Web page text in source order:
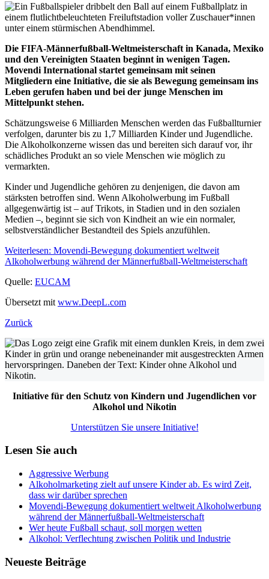
Die FIFA-Männerfußball-Weltmeisterschaft in Kanada, Mexiko
und den Vereinigten Staaten beginnt in wenigen Tagen.
Movendi International startet gemeinsam mit seinen
Mitgliedern eine Initiative, die sie als Bewegung gemeinsam ins
Leben gerufen haben und bei der junge Menschen im
Mittelpunkt stehen.
Schätzungsweise 6 Milliarden Menschen werden das Fußballturnier
verfolgen, darunter bis zu 1,7 Milliarden Kinder und Jugendliche.
Die Alkoholkonzerne wissen das und bereiten sich darauf vor, ihr
schädliches Produkt an so viele Menschen wie möglich zu
vermarkten.
Kinder und Jugendliche gehören zu denjenigen, die davon am
stärksten betroffen sind. Wenn Alkoholwerbung im Fußball
allgegenwärtig ist – auf Trikots, in Stadien und in den sozialen
Medien –, beginnt sie sich von Kindheit an wie ein normaler,
selbstverständlicher Bestandteil des Spiels anzufühlen.
Weiterlesen: Movendi-Bewegung dokumentiert weltweit
Alkoholwerbung während der Männerfußball-Weltmeisterschaft
Quelle: EUCAM
Übersetzt mit www.DeepL.com
Zurück
Initiative für den Schutz von Kindern und Jugendlichen vor
Alkohol und Nikotin
Unterstützen Sie unsere Initiative!
Lesen Sie auch
Aggressive Werbung
Alkoholmarketing zielt auf unsere Kinder ab. Es wird Zeit,
dass wir darüber sprechen
Movendi-Bewegung dokumentiert weltweit Alkoholwerbung
während der Männerfußball-Weltmeisterschaft
Wer heute Fußball schaut, soll morgen wetten
Alkohol: Verflechtung zwischen Politik und Industrie
Neueste Beiträge